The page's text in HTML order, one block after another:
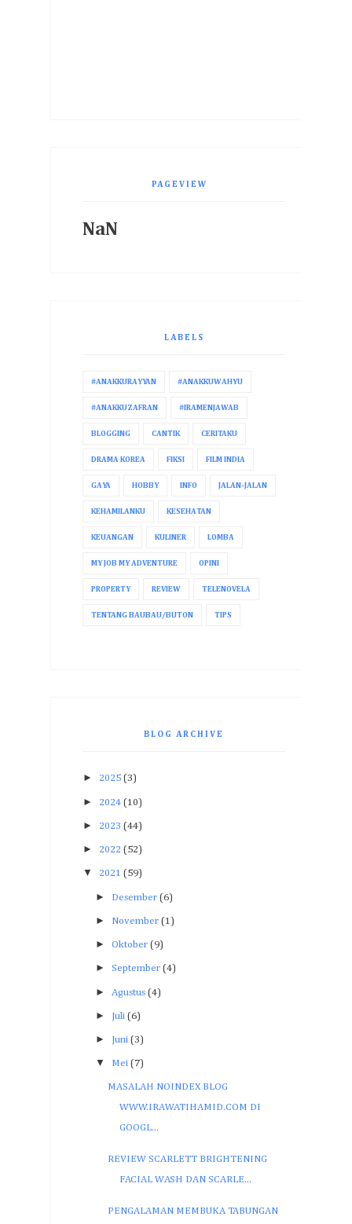
PAGEVIEW
NaN
LABELS
#ANAKKURAYYAN #ANAKKUWAHYU
#ANAKKUZAFRAN #IRAMENJAWAB
BLOGGING CANTIK CERITAKU
DRAMA KOREA FIKSI FILM INDIA
GAYA HOBBY INFO JALAN-JALAN
KEHAMILANKU KESEHATAN
KEUANGAN KULINER LOMBA
MY JOB MY ADVENTURE OPINI
PROPERTY REVIEW TELENOVELA
TENTANG BAUBAU/BUTON TIPS
BLOG ARCHIVE
► 2025 (3)
► 2024 (10)
► 2023 (44)
► 2022 (52)
▼ 2021 (59)
► Desember (6)
► November (1)
► Oktober (9)
► September (4)
► Agustus (4)
► Juli (6)
► Juni (3)
▼ Mei (7)
MASALAH NOINDEX BLOG
WWW.IRAWATIHAMID.COM DI
GOOGL...
REVIEW SCARLETT BRIGHTENING
FACIAL WASH DAN SCARLE...
PENGALAMAN MEMBUKA TABUNGAN